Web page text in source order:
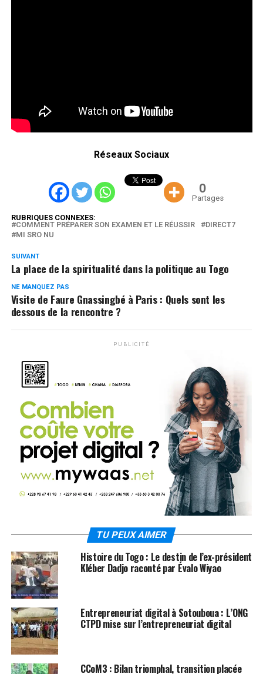
Réseaux Sociaux
0
Partages
RUBRIQUES CONNEXES:
COMMENT PRÉPARER SON EXAMEN ET LE RÉUSSIR
DIRECT7
MI SRO NU
SUIVANT
La place de la spiritualité dans la politique au Togo
NE MANQUEZ PAS
Visite de Faure Gnassingbé à Paris : Quels sont les
dessous de la rencontre ?
PUBLICITÉ
TU PEUX AIMER
Histoire du Togo : Le destin de l’ex-président
Kléber Dadjo raconté par Évalo Wiyao
Entrepreneuriat digital à Sotouboua : L’ONG
CTPD mise sur l’entrepreneuriat digital
CCoM3 : Bilan triomphal, transition placée